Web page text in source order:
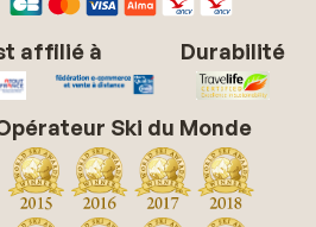
affilié à Durabilité
Ski du Monde